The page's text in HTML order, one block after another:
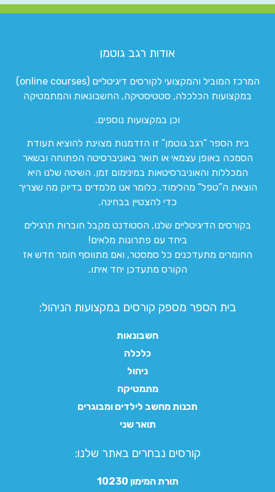
אודות רגב גוטמן
המרכז המוביל והמקצועי לקורסים דיגיטליים (online courses)
במקצועות הכלכלה, סטטיסטיקה, החשבונאות והמתמטיקה
וכן במקצועות נוספים.
בית הספר “רגב גוטמן” זו הזדמנות מצוינת להוציא תעודת
הסמכה באופן עצמאי או תואר באוניברסיטה הפתוחה ובשאר
המכללות והאוניברסיטאות במינימום זמן. השיטה שלנו היא
הוצאת ה”טפל” מהלימוד. כלומר אנו מלמדים בדיוק מה שצריך
כדי להצטיין בבחינה.
בקורסים הדיגיטליים שלנו, הסטודנט מקבל חוברות תרגילים
ביחד עם פתרונות מלאים!
החומרים מתעדכנים כל סמסטר, ואם מתווסף חומר חדש אז
הקורס מתעדכן יחד איתו.
בית הספר מספק קורסים במקצועות הניהול:
חשבונאות
כלכלה
ניהול
מתמטיקה
תכנות מחשב לילדים ומבוגרים
תואר שני
קורסים נבחרים באתר שלנו:​
תורת המימון 10230